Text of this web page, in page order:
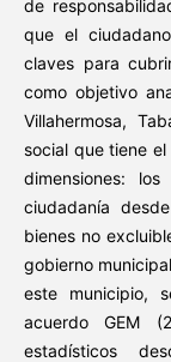
de
que el
claves para
como objetivo
Villahermosa,
social que tiene
dimensiones:
ciudadanía
bienes no
gobierno
este municipio,
acuerdo GEM
estadísticos